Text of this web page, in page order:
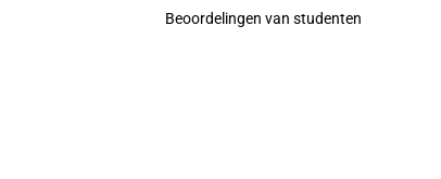
Beoordelingen van studenten